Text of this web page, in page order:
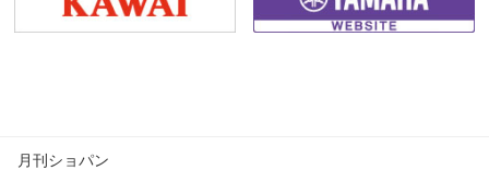
月刊ショパン